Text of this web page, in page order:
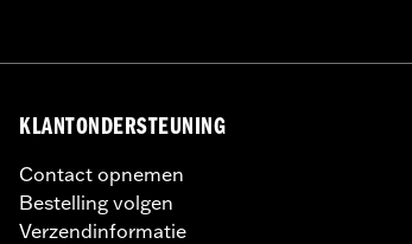
KLANTONDERSTEUNING
Contact opnemen
Bestelling volgen
Verzendinformatie